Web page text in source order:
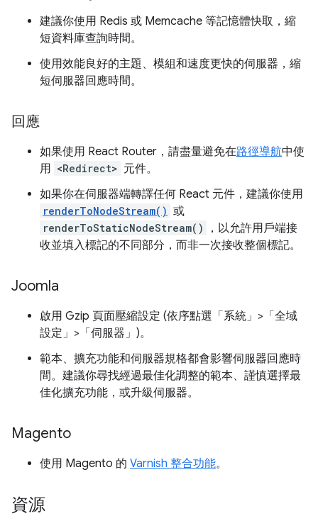
建議你使用 Redis 或 Memcache 等記憶體快取，縮
短資料庫查詢時間。
使用效能良好的主題、模組和速度更快的伺服器，縮
短伺服器回應時間。
回應
如果使用 React Router，請盡量避免在路徑導航中使
用 <Redirect> 元件。
如果你在伺服器端轉譯任何 React 元件，建議你使用
renderToNodeStream() 或
renderToStaticNodeStream()
，以允許用戶端接
收並填入標記的不同部分，而非一次接收整個標記。
Joomla
啟用 Gzip 頁面壓縮設定 (依序點選「系統」>「全域
設定」>「伺服器」)。
範本、擴充功能和伺服器規格都會影響伺服器回應時
間。建議你尋找經過最佳化調整的範本、謹慎選擇最
佳化擴充功能，或升級伺服器。
Magento
使用 Magento 的 Varnish 整合功能。
資源